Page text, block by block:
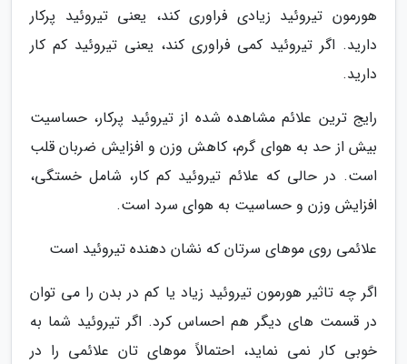
هورمون تیروئید زیادی فراوری کند، یعنی تیروئید پرکار
دارید. اگر تیروئید کمی فراوری کند، یعنی تیروئید کم کار
دارید.
رایج ترین علائم مشاهده شده از تیروئید پرکار، حساسیت
بیش از حد به هوای گرم، کاهش وزن و افزایش ضربان قلب
است. در حالی که علائم تیروئید کم کار، شامل خستگی،
افزایش وزن و حساسیت به هوای سرد است.
علائمی روی موهای سرتان که نشان دهنده تیروئید است
اگر چه تاثیر هورمون تیروئید زیاد یا کم در بدن را می توان
در قسمت های دیگر هم احساس کرد. اگر تیروئید شما به
خوبی کار نمی نماید، احتمالاً موهای تان علائمی را در